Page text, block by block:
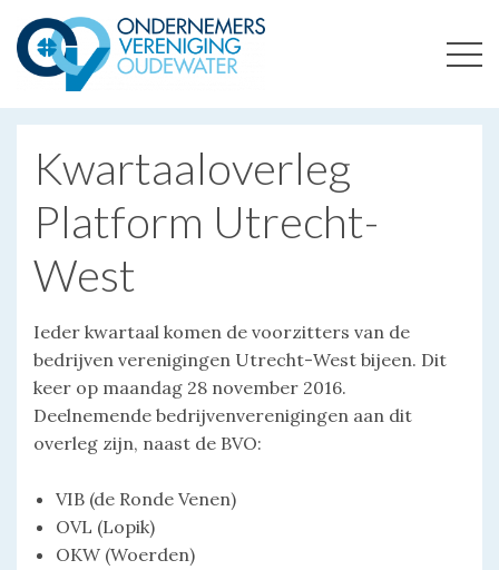
ONDERNEMERSVERENIGING OUDEWATER
Kwartaaloverleg
Platform Utrecht-
West
Ieder kwartaal komen de voorzitters van de
bedrijven verenigingen Utrecht-West bijeen. Dit
keer op maandag 28 november 2016.
Deelnemende bedrijvenverenigingen aan dit
overleg zijn, naast de BVO:
VIB (de Ronde Venen)
OVL (Lopik)
OKW (Woerden)